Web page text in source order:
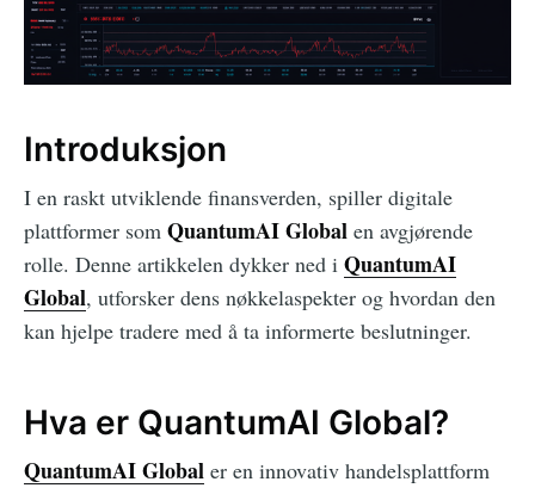
Introduksjon
I en raskt utviklende finansverden, spiller digitale
plattformer som QuantumAI Global en avgjørende
rolle. Denne artikkelen dykker ned i QuantumAI
Global, utforsker dens nøkkelaspekter og hvordan den
kan hjelpe tradere med å ta informerte beslutninger.
Hva er QuantumAI Global?
QuantumAI Global er en innovativ handelsplattform